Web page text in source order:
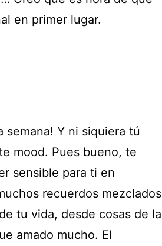
en primer lugar.
semana! Y ni siquiera tú
mood. Pues bueno, te
sensible para ti en
recuerdos mezclados
tu vida, desde cosas de la
amado mucho. El